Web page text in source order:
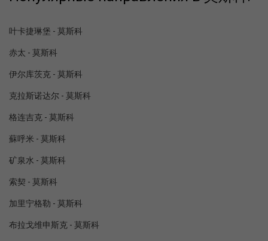
叶卡捷琳堡 - 莫斯科
赤太 - 莫斯科
伊尔库茨克 - 莫斯科
克拉斯诺达尔 - 莫斯科
格连吉克 - 莫斯科
蘇呼米 - 莫斯科
矿泉水 - 莫斯科
索契 - 莫斯科
加里宁格勒 - 莫斯科
布拉戈维申斯克 - 莫斯科